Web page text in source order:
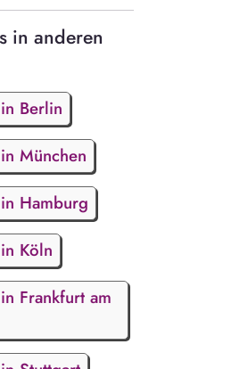
in anderen
Berlin
München
Hamburg
Köln
Frankfurt am